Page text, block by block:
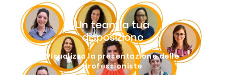
Un team a tua
disposizione
Visualizza la presentazione delle
professioniste